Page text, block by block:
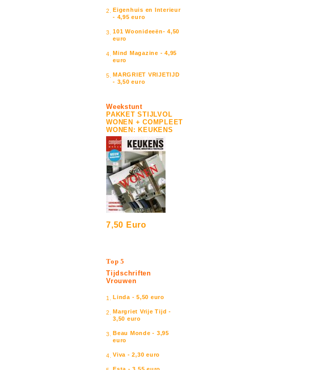
2. Eigenhuis en Interieur
- 4,95 euro
3. 101 Woonideeën- 4,50
euro
4. Mind Magazine - 4,95
euro
5. MARGRIET VRIJETIJD
- 3,50 euro
Weekstunt
PAKKET STIJLVOL
WONEN + COMPLEET
WONEN: KEUKENS
7,50 Euro
Top 5
Tijdschriften
Vrouwen
1. Linda - 5,50 euro
2. Margriet Vrije Tijd -
3,50 euro
3. Beau Monde - 3,95
euro
4. Viva - 2,30 euro